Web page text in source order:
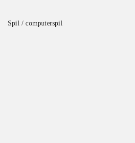
Spil / computerspil